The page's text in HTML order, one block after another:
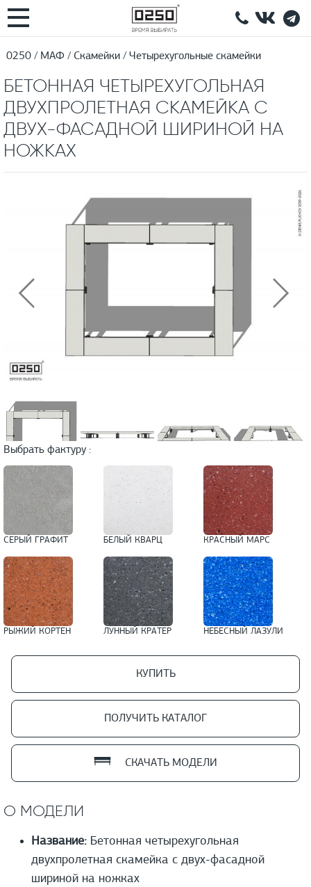
0250 МАФ Скамейки Четырехугольные скамейки
БЕТОННАЯ ЧЕТЫРЕХУГОЛЬНАЯ
ДВУХПРОЛЕТНАЯ СКАМЕЙКА С
ДВУХ-ФАСАДНОЙ ШИРИНОЙ НА
НОЖКАХ
Выбрать фактуру :
СЕРЫЙ ГРАФИТ БЕЛЫЙ КВАРЦ КРАСНЫЙ МАРС
РЫЖИЙ КОРТЕН ЛУННЫЙ КРАТЕР НЕБЕСНЫЙ ЛАЗУЛИ
КУПИТЬ
ПОЛУЧИТЬ КАТАЛОГ
СКАЧАТЬ МОДЕЛИ
О МОДЕЛИ
Название: Бетонная четырехугольная
двухпролетная скамейка с двух-фасадной
шириной на ножках